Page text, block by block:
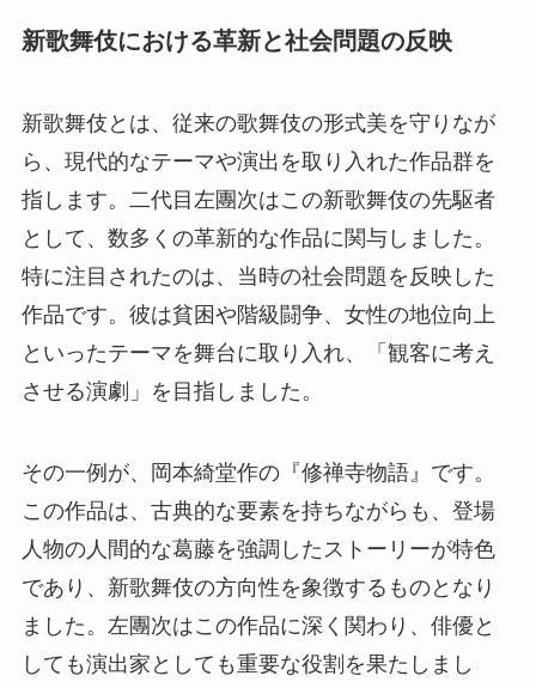
新歌舞伎における革新と社会問題の反映
新歌舞伎とは、従来の歌舞伎の形式美を守りなが
ら、現代的なテーマや演出を取り入れた作品群を
指します。二代目左團次はこの新歌舞伎の先駆者
として、数多くの革新的な作品に関与しました。
特に注目されたのは、当時の社会問題を反映した
作品です。彼は貧困や階級闘争、女性の地位向上
といったテーマを舞台に取り入れ、「観客に考え
させる演劇」を目指しました。
その一例が、岡本綺堂作の『修禅寺物語』です。
この作品は、古典的な要素を持ちながらも、登場
人物の人間的な葛藤を強調したストーリーが特色
であり、新歌舞伎の方向性を象徴するものとなり
ました。左團次はこの作品に深く関わり、俳優と
しても演出家としても重要な役割を果たしまし